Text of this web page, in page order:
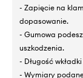
- Zapięcie na
dopasowanie.
- Gumowa
uszkodzenia.
- Długość
- Wymiary